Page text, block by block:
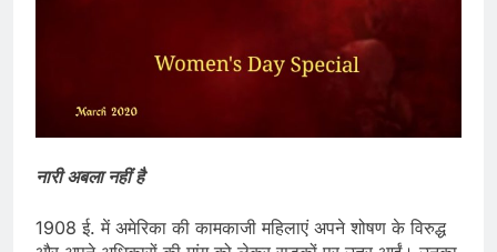
नारी अबला नहीं है
1908 ई. में अमेरिका की कामकाजी महिलाएं अपने शोषण के विरुद्ध